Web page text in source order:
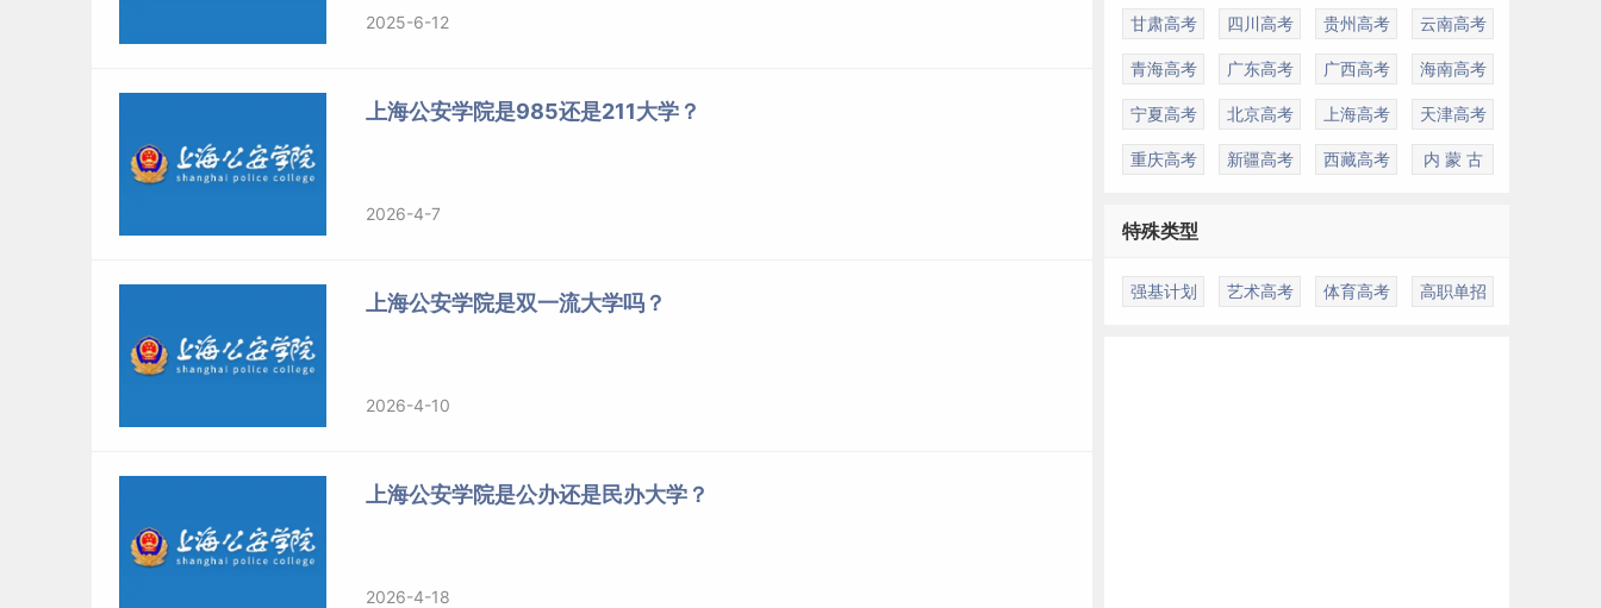
2025-6-12
上海公安学院是985还是211大学？
2026-4-7
上海公安学院是双一流大学吗？
2026-4-10
上海公安学院是公办还是民办大学？
2026-4-18
甘肃高考 四川高考 贵州高考 云南高考
青海高考 广东高考 广西高考 海南高考
宁夏高考 北京高考 上海高考 天津高考
重庆高考 新疆高考 西藏高考 内 蒙 古
特殊类型
强基计划 艺术高考 体育高考 高职单招